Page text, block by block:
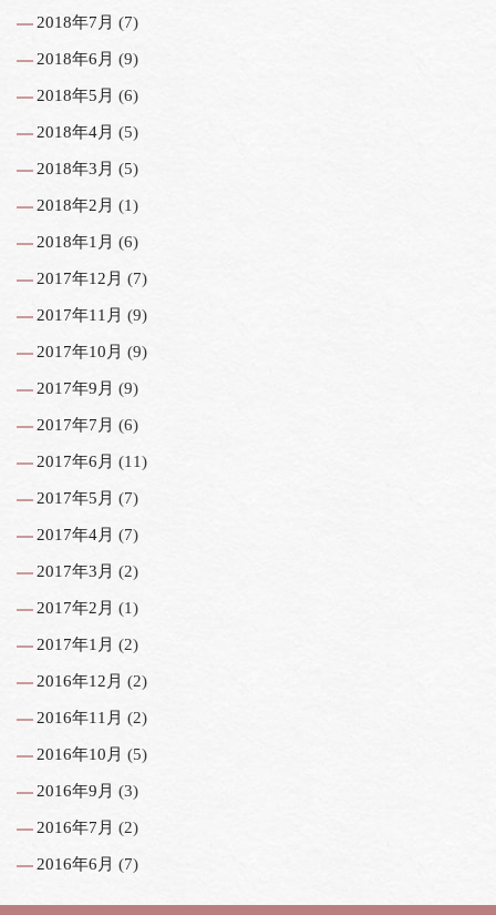
2018年7月 (7)
2018年6月 (9)
2018年5月 (6)
2018年4月 (5)
2018年3月 (5)
2018年2月 (1)
2018年1月 (6)
2017年12月 (7)
2017年11月 (9)
2017年10月 (9)
2017年9月 (9)
2017年7月 (6)
2017年6月 (11)
2017年5月 (7)
2017年4月 (7)
2017年3月 (2)
2017年2月 (1)
2017年1月 (2)
2016年12月 (2)
2016年11月 (2)
2016年10月 (5)
2016年9月 (3)
2016年7月 (2)
2016年6月 (7)